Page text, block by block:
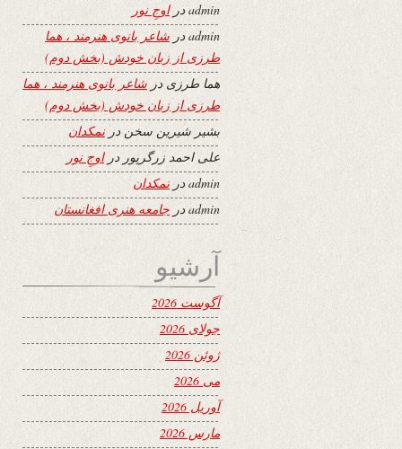
adminدراوجِ نور
adminدر شاعر بانوی هنرمند ، هما
طرزی از زبان خودش (بخش دوم)
هما طرزی در شاعر بانوی هنرمند ، هما
طرزی از زبان خودش (بخش دوم)
بشیر شیرین سخن درنمکدان
علی احمد زرگرپور دراوجِ نور
adminدرنمکدان
admin در جامعه هنری افغانستان
آرشیو
آگوست 2026
جولای 2026
ژوئن 2026
می 2026
آوریل 2026
مارس 2026